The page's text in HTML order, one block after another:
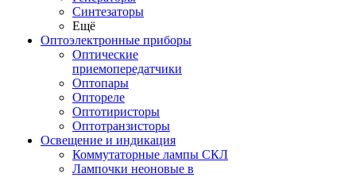
Синтезаторы
Ещё
Оптоэлектронные приборы
Оптические
приемопередатчики
Оптопары
Оптореле
Оптотиристоры
Оптотранзисторы
Освещение и индикация
Коммутаторные лампы СКЛ
Лампочки неоновые в